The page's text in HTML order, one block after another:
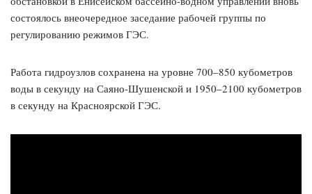
состоялось внеочередное заседание рабочей группы по
регулированию режимов ГЭС.
Работа гидроузлов сохранена на уровне 700–850 кубометров
воды в секунду на Саяно-Шушенской и 1950–2100 кубометров
в секунду на Красноярской ГЭС.